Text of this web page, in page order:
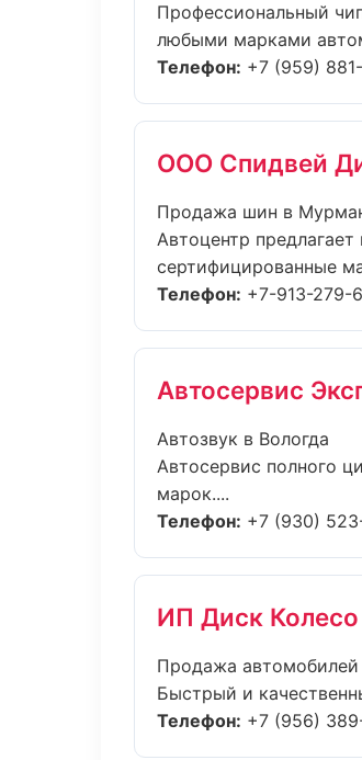
Профессиональный
любыми марками
Телефон: +7 (959)
ООО Спидвей
Продажа шин в
Автоцентр
сертифицированные
Телефон: +7-913-279-
Автосервис
Автозвук в Вологда
Автосервис полного
марок....
Телефон: +7 (930)
ИП Диск Колесо
Продажа автомобилей
Быстрый и
Телефон: +7 (956)